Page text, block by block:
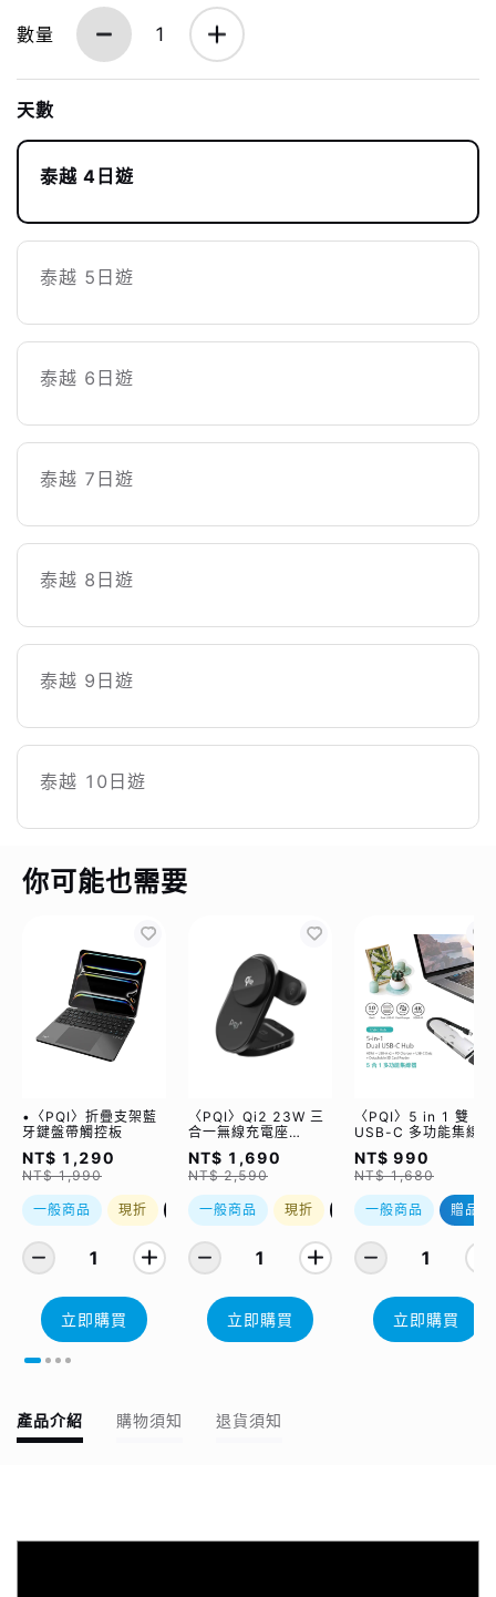
數量 1
天數
泰越 4日遊
泰越 5日遊
泰越 6日遊
泰越 7日遊
泰越 8日遊
泰越 9日遊
泰越 10日遊
你可能也需要
•〈PQI〉折疊支架藍
牙鍵盤帶觸控板
NT$ 1,290
NT$ 1,990
一般商品 現折 優惠加購
1
立即購買
〈PQI〉Qi2 23W 三
合一無線充電座
(WCC2302)
NT$ 1,690
NT$ 2,590
一般商品 現折 優惠加購
1
立即購買
〈PQI〉5 in 1 雙
USB-C 多功能集線器
（限量加贈｜U988
class 10 Micro SD
記憶卡 64GB，附 SD
轉卡）
NT$ 990
NT$ 1,680
一般商品 贈品
1
立即購買
產品介紹 購物須知 退貨須知